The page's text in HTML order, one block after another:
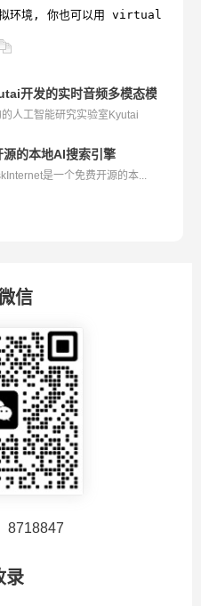
拟环境, 你也可以用
开发的实时音频多模态模型
人工智能研究实验室Kyutai
的本地AI搜索引擎
是一个免费开源的本...
信
8718847
录